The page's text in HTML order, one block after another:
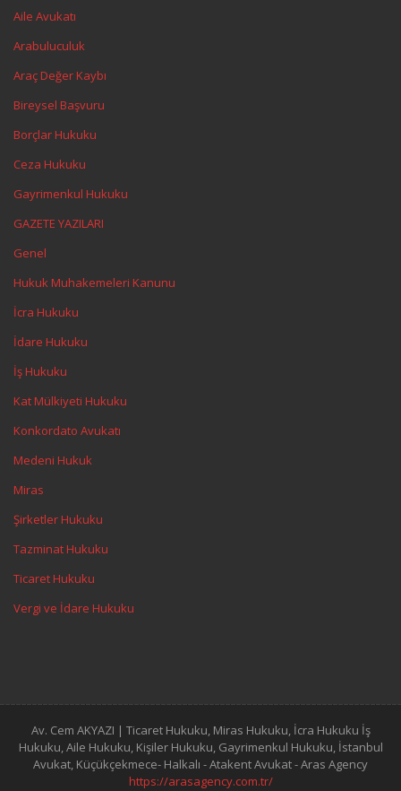
Aile Avukatı
Arabuluculuk
Araç Değer Kaybı
Bireysel Başvuru
Borçlar Hukuku
Ceza Hukuku
Gayrimenkul Hukuku
GAZETE YAZILARI
Genel
Hukuk Muhakemeleri Kanunu
İcra Hukuku
İdare Hukuku
İş Hukuku
Kat Mülkiyeti Hukuku
Konkordato Avukatı
Medeni Hukuk
Miras
Şirketler Hukuku
Tazminat Hukuku
Ticaret Hukuku
Vergi ve İdare Hukuku
Av. Cem AKYAZI | Ticaret Hukuku, Miras Hukuku, İcra Hukuku İş
Hukuku, Aile Hukuku, Kişiler Hukuku, Gayrimenkul Hukuku, İstanbul
Avukat, Küçükçekmece- Halkalı - Atakent Avukat - Aras Agency
https://arasagency.com.tr/